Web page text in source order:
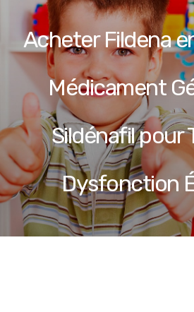
Acheter Fildena
Médicament
Sildénafil pour
Dysfonction